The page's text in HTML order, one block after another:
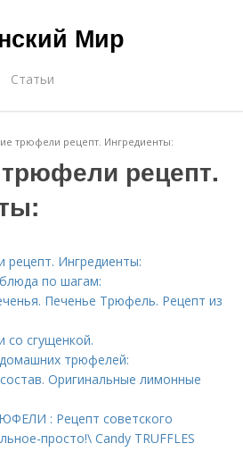
Мир
Статьи
трюфели рецепт. Ингредиенты:
рецепт.
Ингредиенты:
по шагам:
Печенье Трюфель. Рецепт из
сгущенкой.
трюфелей:
Оригинальные лимонные
: Рецепт советского
просто!\ Candy TRUFFLES